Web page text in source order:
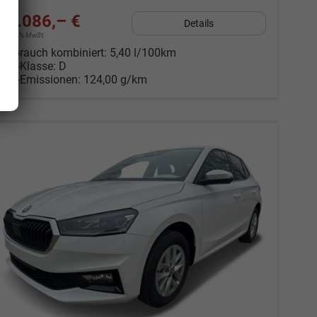
18.086,– €
incl. 19% MwSt.
Details
Verbrauch kombiniert: 5,40 l/100km
-Klasse: D
-Emissionen: 124,00 g/km